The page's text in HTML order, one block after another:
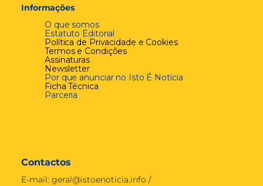
Informações
O que somos
Estatuto Editorial
Política de Privacidade e Cookies
Termos e Condições
Assinaturas
Newsletter
Por que anunciar no Isto É Notícia
Ficha Técnica
Parceria
Contactos
E-mail: geral@istoenoticia.info /